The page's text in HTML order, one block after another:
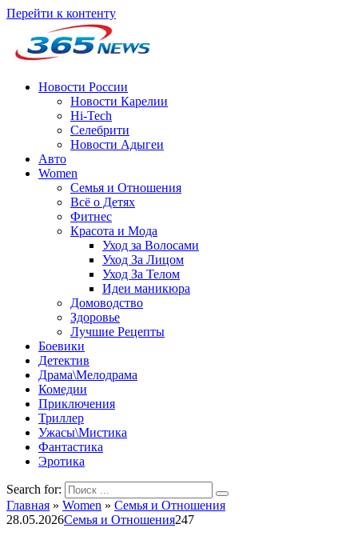
Перейти к контенту
Новости России
Новости Карелии
Hi-Tech
Селебрити
Новости Адыгеи
Авто
Women
Семья и Отношения
Всё о Детях
Фитнес
Красота и Мода
Уход за Волосами
Уход За Лицом
Уход За Телом
Идеи маникюра
Домоводство
Здоровье
Лучшие Рецепты
Боевики
Детектив
Драма\Мелодрама
Комедии
Приключения
Триллер
Ужасы\Мистика
Фантастика
Эротика
Search for:
Главная » Women » Семья и Отношения
28.05.2026Семья и Отношения247